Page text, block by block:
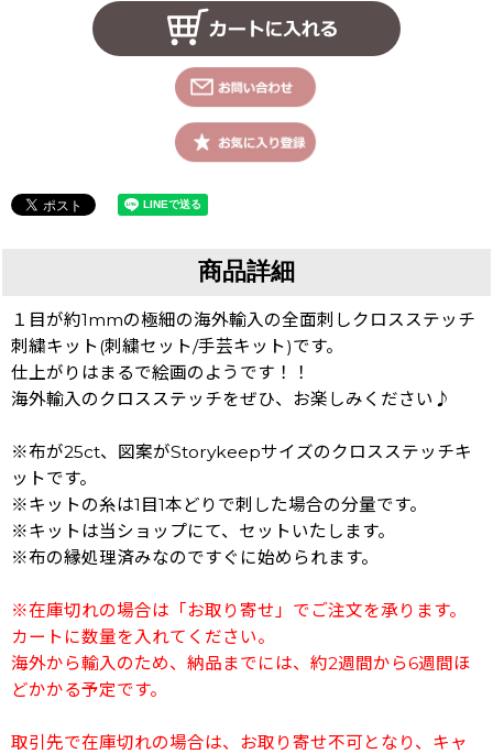
商品詳細
１目が約1mmの極細の海外輸入の全面刺しクロスステッチ
刺繍キット(刺繍セット/手芸キット)です。
仕上がりはまるで絵画のようです！！
海外輸入のクロスステッチをぜひ、お楽しみください♪
※布が25ct、図案がStorykeepサイズのクロスステッチキ
ットです。
※キットの糸は1目1本どりで刺した場合の分量です。
※キットは当ショップにて、セットいたします。
※布の縁処理済みなのですぐに始められます。
※在庫切れの場合は「お取り寄せ」でご注文を承ります。
カートに数量を入れてください。
海外から輸入のため、納品までには、約2週間から6週間ほ
どかかる予定です。
取引先で在庫切れの場合は、お取り寄せ不可となり、キャ